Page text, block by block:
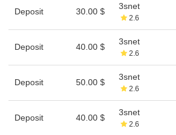
Deposit 30.00 $
3snet
2.6
Deposit 40.00 $
3snet
2.6
Deposit 50.00 $
3snet
2.6
Deposit 40.00 $
3snet
2.6